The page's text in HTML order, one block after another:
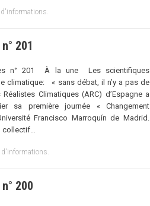
d'informations
201
n° 201 À la une Les scientifiques
climatique: « sans débat, il n’y a pas de
Climatiques (ARC) d’Espagne a
sa première journée « Changement
Francisco Marroquín de Madrid.
collectif…
d'informations
200